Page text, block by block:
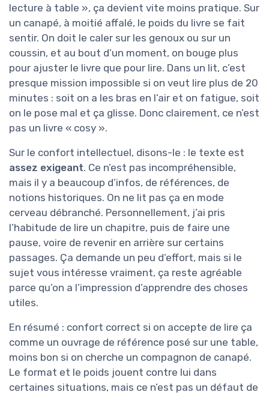
lecture à table », ça devient vite moins pratique. Sur
un canapé, à moitié affalé, le poids du livre se fait
sentir. On doit le caler sur les genoux ou sur un
coussin, et au bout d’un moment, on bouge plus
pour ajuster le livre que pour lire. Dans un lit, c’est
presque mission impossible si on veut lire plus de 20
minutes : soit on a les bras en l’air et on fatigue, soit
on le pose mal et ça glisse. Donc clairement, ce n’est
pas un livre « cosy ».
Sur le confort intellectuel, disons-le : le texte est
assez exigeant. Ce n’est pas incompréhensible,
mais il y a beaucoup d’infos, de références, de
notions historiques. On ne lit pas ça en mode
cerveau débranché. Personnellement, j’ai pris
l’habitude de lire un chapitre, puis de faire une
pause, voire de revenir en arrière sur certains
passages. Ça demande un peu d’effort, mais si le
sujet vous intéresse vraiment, ça reste agréable
parce qu’on a l’impression d’apprendre des choses
utiles.
En résumé : confort correct si on accepte de lire ça
comme un ouvrage de référence posé sur une table,
moins bon si on cherche un compagnon de canapé.
Le format et le poids jouent contre lui dans
certaines situations, mais ce n’est pas un défaut de